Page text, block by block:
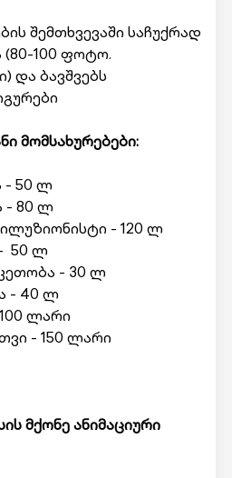
შემთხვევაში საჩუქრად
100 ფოტო.
და ბავშვებს
მომსახურებები:
- 50 ლ
- 80 ლ
- 120 ლ
- 50 ლ
- 30 ლ
- 40 ლ
ლარი
- 150 ლარი
მქონე ანიმაციური